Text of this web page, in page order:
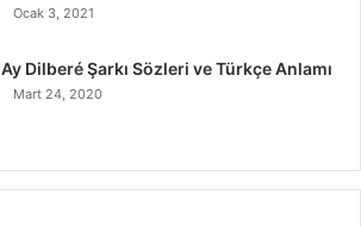
Ocak 3, 2021
Ay Dilberé Şarkı Sözleri ve Türkçe Anlamı
Mart 24, 2020